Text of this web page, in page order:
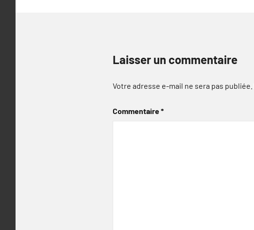
Laisser un commentaire
Votre adresse e-mail ne sera pas publiée.
Commentaire*